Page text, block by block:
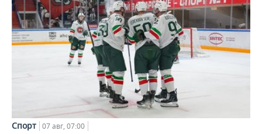
Спорт 07 авг, 07:00